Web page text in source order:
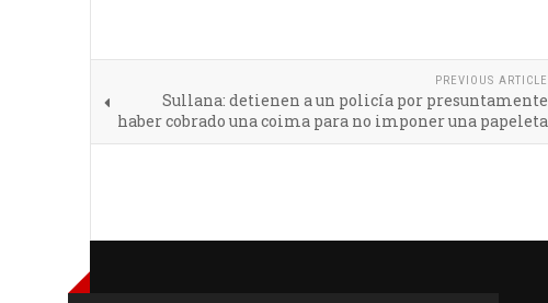
PREVIOUS ARTICLE
Sullana: detienen a un policía por presuntamente
haber cobrado una coima para no imponer una papeleta